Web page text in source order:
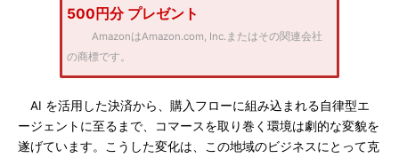
500円分 プレゼント
AmazonはAmazon.com, Inc.またはその関連会社
の商標です。
AI を活用した決済から、購入フローに組み込まれる自律型エ
ージェントに至るまで、コマースを取り巻く環境は劇的な変貌を
遂げています。こうした変化は、この地域のビジネスにとって克